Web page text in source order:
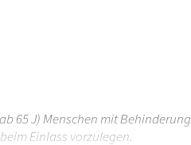
65 J) Menschen mit Behinderung
Einlass vorzulegen.